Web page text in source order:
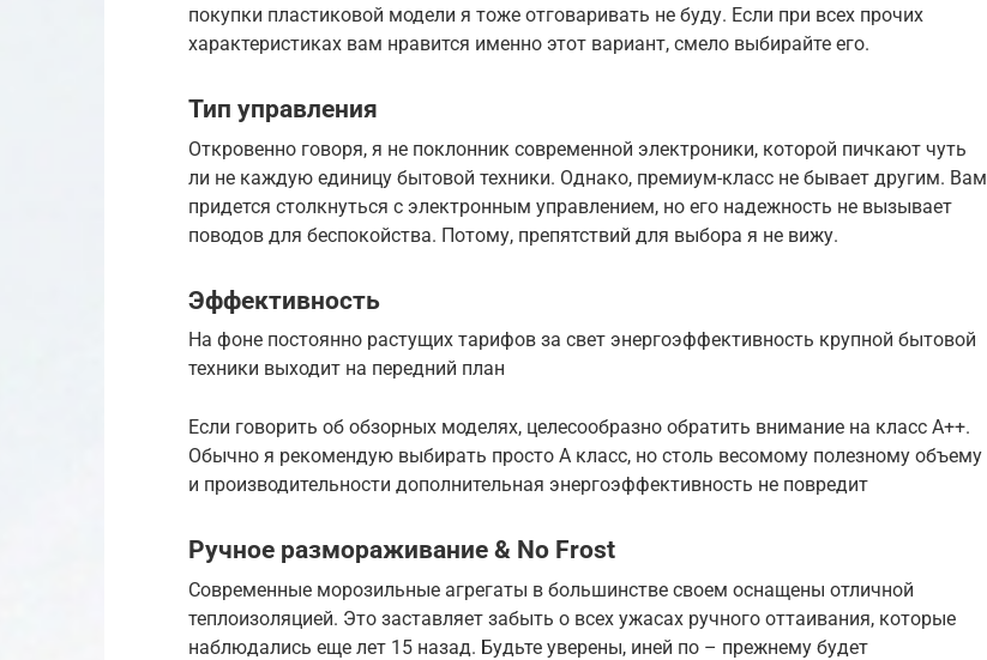
покупки пластиковой модели я тоже отговаривать не буду. Если при всех прочих
характеристиках вам нравится именно этот вариант, смело выбирайте его.
Тип управления
Откровенно говоря, я не поклонник современной электроники, которой пичкают чуть
ли не каждую единицу бытовой техники. Однако, премиум-класс не бывает другим. Вам
придется столкнуться с электронным управлением, но его надежность не вызывает
поводов для беспокойства. Потому, препятствий для выбора я не вижу.
Эффективность
На фоне постоянно растущих тарифов за свет энергоэффективность крупной бытовой
техники выходит на передний план
Если говорить об обзорных моделях, целесообразно обратить внимание на класс А++.
Обычно я рекомендую выбирать просто А класс, но столь весомому полезному объему
и производительности дополнительная энергоэффективность не повредит
Ручное размораживание & No Frost
Современные морозильные агрегаты в большинстве своем оснащены отличной
теплоизоляцией. Это заставляет забыть о всех ужасах ручного оттаивания, которые
наблюдались еще лет 15 назад. Будьте уверены, иней по – прежнему будет